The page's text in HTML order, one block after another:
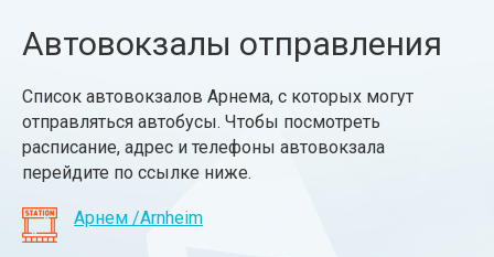
Автовокзалы отправления
Список автовокзалов Арнема, с которых могут
отправляться автобусы. Чтобы посмотреть
расписание, адрес и телефоны автовокзала
перейдите по ссылке ниже.
Арнем /Arnheim